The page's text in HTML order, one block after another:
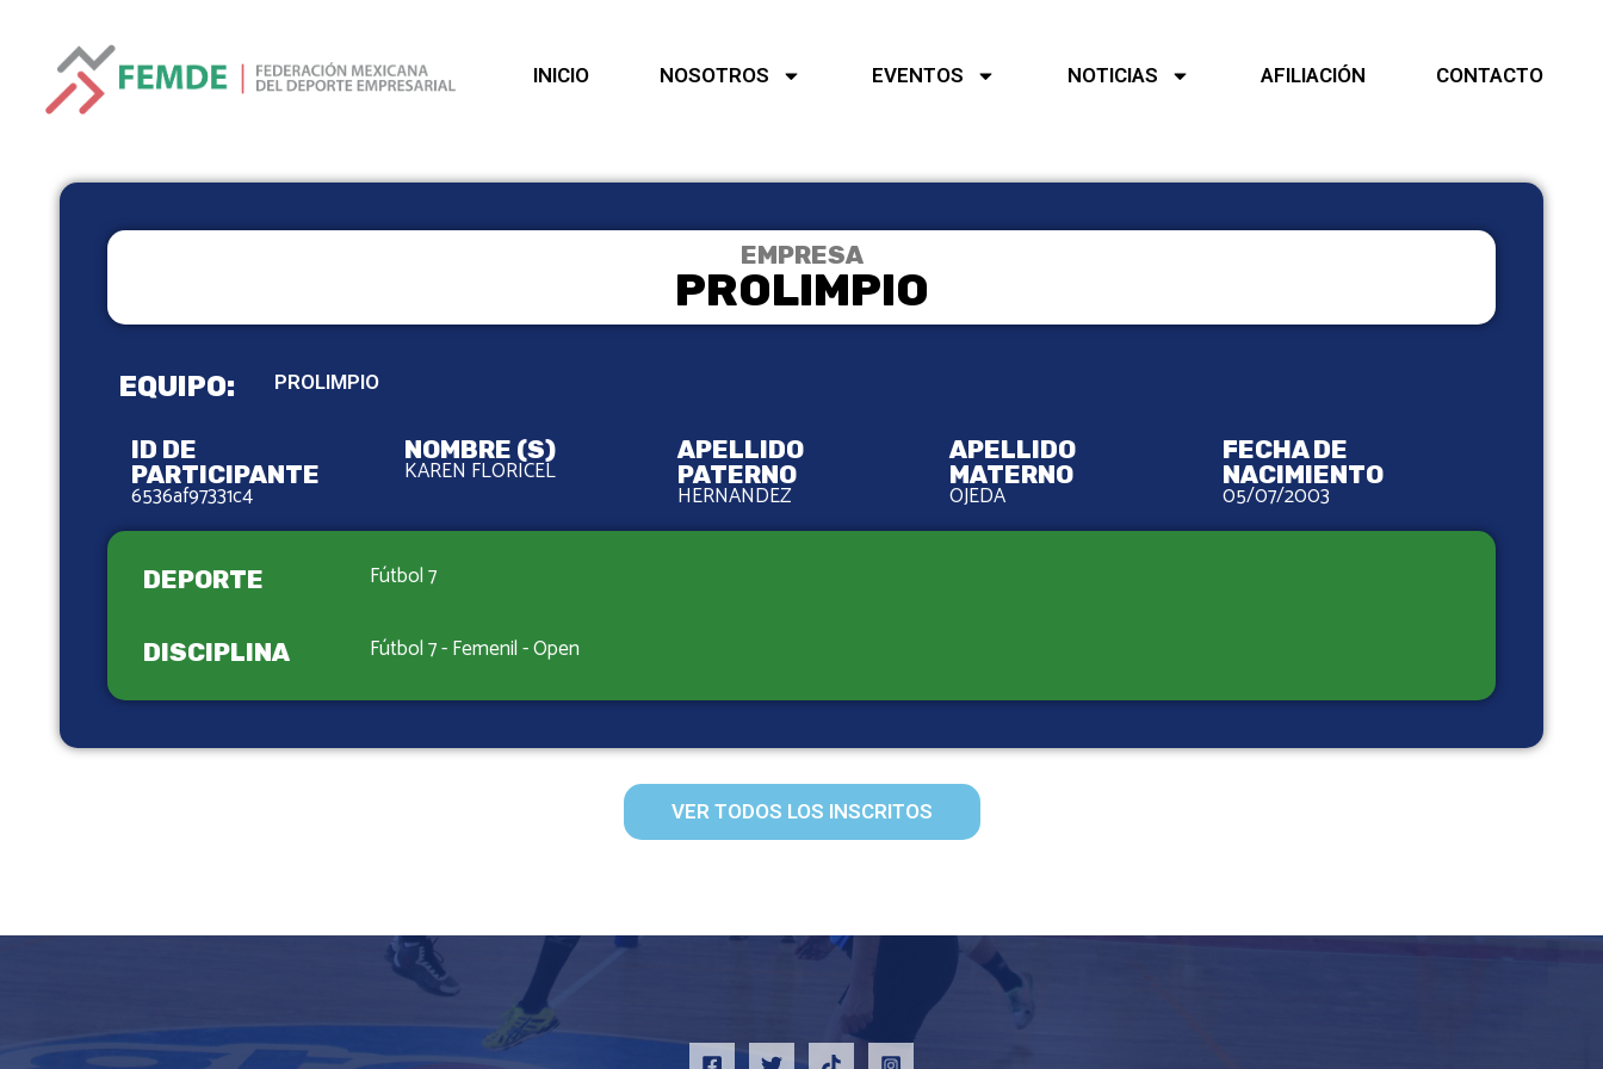
INICIO NOSOTROS EVENTOS NOTICIAS AFILIACIÓN CONTACTO
EMPRESA
PROLIMPIO
EQUIPO: PROLIMPIO
ID DE
PARTICIPANTE
6536af97331c4
NOMBRE (S)
KAREN FLORICEL
APELLIDO
PATERNO
HERNANDEZ
APELLIDO
MATERNO
OJEDA
FECHA DE
NACIMIENTO
05/07/2003
DEPORTE Fútbol 7
DISCIPLINA Fútbol 7 - Femenil - Open
VER TODOS LOS INSCRITOS